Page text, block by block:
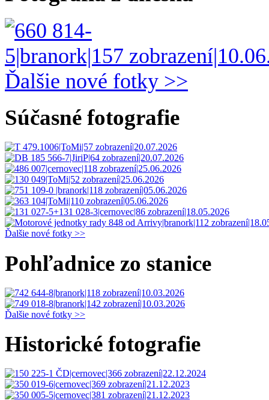
Ďalšie nové fotky >>
Súčasné fotografie
Ďalšie nové fotky >>
Pohľadnice zo stanice
Ďalšie nové fotky >>
Historické fotografie